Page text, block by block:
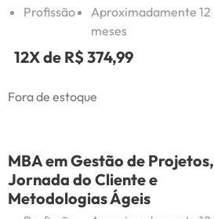
Profissão
Aproximadamente 12
meses
12X de R$ 374,99
Fora de estoque
MBA em Gestão de Projetos,
Jornada do Cliente e
Metodologias Ágeis